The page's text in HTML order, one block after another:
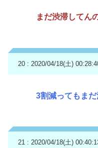
まだ渋滞してん
20 : 2020/04/18(土)
3割減ってもま
21 : 2020/04/18(土)